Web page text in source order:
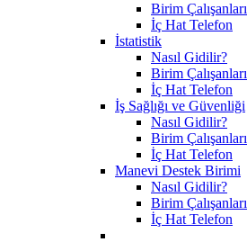
Birim Çalışanları
İç Hat Telefon
İstatistik
Nasıl Gidilir?
Birim Çalışanları
İç Hat Telefon
İş Sağlığı ve Güvenliği
Nasıl Gidilir?
Birim Çalışanları
İç Hat Telefon
Manevi Destek Birimi
Nasıl Gidilir?
Birim Çalışanları
İç Hat Telefon